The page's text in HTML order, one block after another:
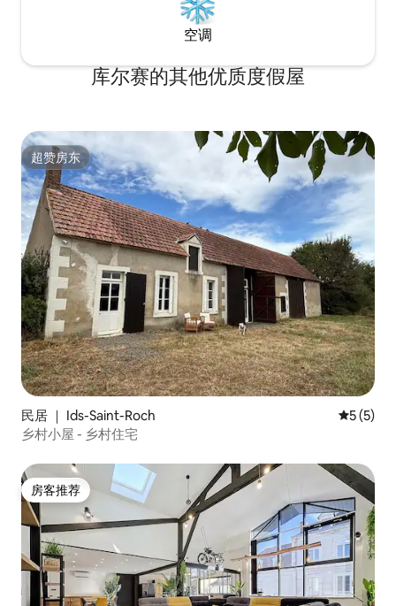
空调
库尔赛的其他优质度假屋
超赞房东
超赞房东
民居 ｜ Ids-Saint-Roch 平均评分
5 (5)
乡村小屋 - 乡村住宅
房客推荐
房客推荐